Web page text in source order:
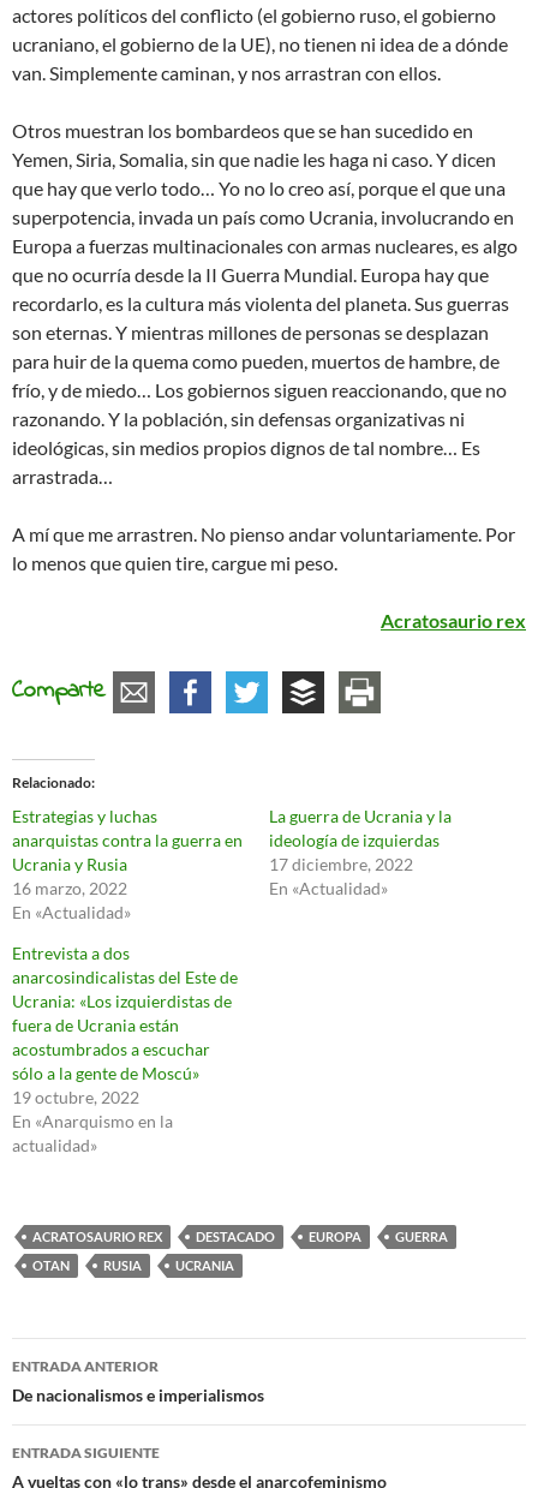
actores políticos del conflicto (el gobierno ruso, el gobierno
ucraniano, el gobierno de la UE), no tienen ni idea de a dónde
van. Simplemente caminan, y nos arrastran con ellos.
Otros muestran los bombardeos que se han sucedido en
Yemen, Siria, Somalia, sin que nadie les haga ni caso. Y dicen
que hay que verlo todo… Yo no lo creo así, porque el que una
superpotencia, invada un país como Ucrania, involucrando en
Europa a fuerzas multinacionales con armas nucleares, es algo
que no ocurría desde la II Guerra Mundial. Europa hay que
recordarlo, es la cultura más violenta del planeta. Sus guerras
son eternas. Y mientras millones de personas se desplazan
para huir de la quema como pueden, muertos de hambre, de
frío, y de miedo… Los gobiernos siguen reaccionando, que no
razonando. Y la población, sin defensas organizativas ni
ideológicas, sin medios propios dignos de tal nombre… Es
arrastrada…
A mí que me arrastren. No pienso andar voluntariamente. Por
lo menos que quien tire, cargue mi peso.
Acratosaurio rex
Comparte
Relacionado
Estrategias y luchas
anarquistas contra la guerra en
Ucrania y Rusia
16 marzo, 2022
En «Actualidad»
La guerra de Ucrania y la
ideología de izquierdas
17 diciembre, 2022
En «Actualidad»
Entrevista a dos
anarcosindicalistas del Este de
Ucrania: «Los izquierdistas de
fuera de Ucrania están
acostumbrados a escuchar
sólo a la gente de Moscú»
19 octubre, 2022
En «Anarquismo en la
actualidad»
ACRATOSAURIO REX DESTACADO EUROPA
GUERRA
OTAN
RUSIA UCRANIA
Navegación
de
entradas
ENTRADA ANTERIOR
De nacionalismos e imperialismos
ENTRADA SIGUIENTE
A vueltas con «lo trans» desde el anarcofeminismo